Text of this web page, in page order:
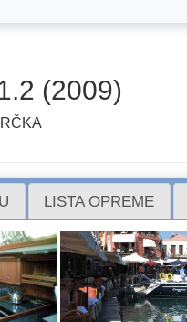
(2009)
LISTA OPREME